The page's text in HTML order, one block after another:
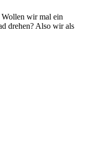
Wollen wir mal ein
drehen? Also wir als